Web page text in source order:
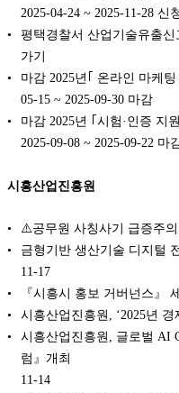
2025-04-24 ~ 2025-11-28 신
평택경찰서 산업기술유출신
가기
마감 2025년｢ 온라인 마케
05-15 ~ 2025-09-30 마감
마감 2025년 ｢시험·인증 지
2025-09-08 ~ 2025-09-22 마
시흥산업진흥원
⚠️공무원 사칭사기 급증주
금형기반 생산기술 디지털
11-17
『시흥시 홍보 거버넌스』
시흥산업진흥원, ‘2025년
시흥산업진흥원, 글로벌 AI
럼』개최
11-14